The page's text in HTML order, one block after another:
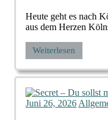
Heute geht es nach
aus dem Herzen
Weiterlesen
Juni 26, 2026